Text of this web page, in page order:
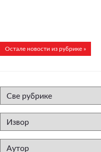
Остале новости из рубрике »